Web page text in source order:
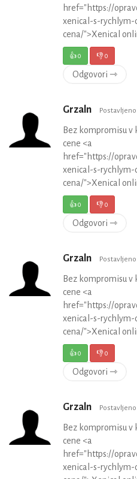
href="https://
xenical-s-
cena/">Xenical
👍0 👎0
Odgovori ⇾
Grzaln
Bez kompromisu v
cene <a
href="https://
xenical-s-
cena/">Xenical
👍0 👎0
Odgovori ⇾
Grzaln
Bez kompromisu v
cene <a
href="https://
xenical-s-
cena/">Xenical
👍0 👎0
Odgovori ⇾
Grzaln
Bez kompromisu v
cene <a
href="https://
xenical-s-